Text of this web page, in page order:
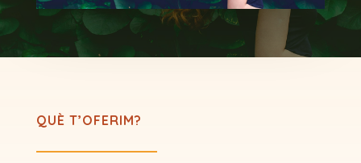
QUÈ T’OFERIM?